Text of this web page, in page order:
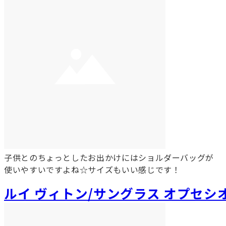
子供とのちょっとしたお出かけにはショルダーバッグが
使いやすいですよね☆サイズもいい感じです！
ルイ ヴィトン/サングラス オプセシ